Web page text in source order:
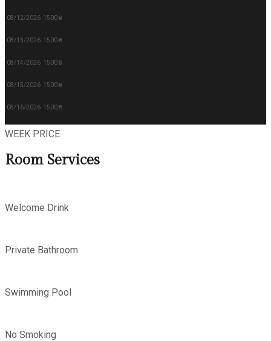
08/12/2026 1500 ₴
08/13/2026 1500 ₴
08/14/2026 1500 ₴
08/15/2026 1500 ₴
08/16/2026 1500 ₴
WEEK PRICE
Room Services
Welcome Drink
Private Bathroom
Swimming Pool
No Smoking